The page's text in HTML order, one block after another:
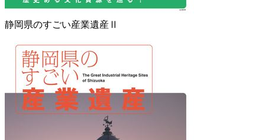
静岡県のすごい産業遺産Ⅱ